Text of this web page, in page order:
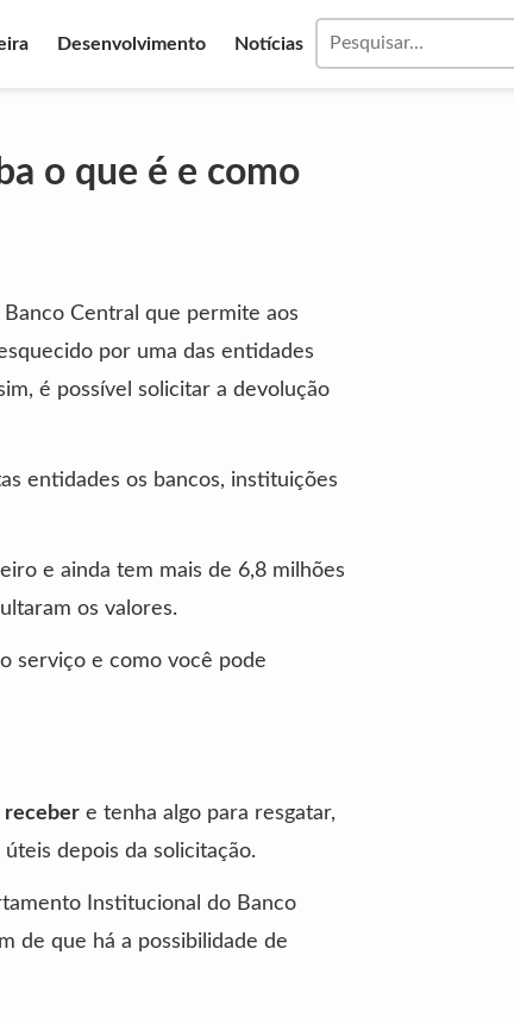
Desenvolvimento Notícias
o que é e como
Central que permite aos
por uma das entidades
é possível solicitar a devolução
entidades os bancos, instituições
e ainda tem mais de 6,8 milhões
os valores.
serviço e como você pode
receber e tenha algo para resgatar,
depois da solicitação.
Institucional do Banco
de que há a possibilidade de